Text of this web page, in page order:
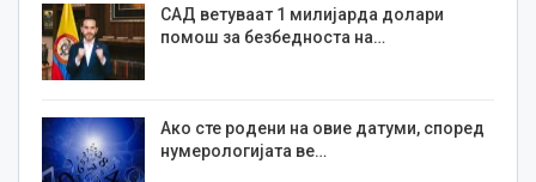
САД ветуваат 1 милијарда долари
помош за безбедноста на…
Ако сте родени на овие датуми, според
нумерологијата ве…